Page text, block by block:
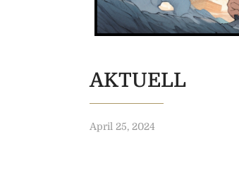
AKTUELL
April 25, 2024